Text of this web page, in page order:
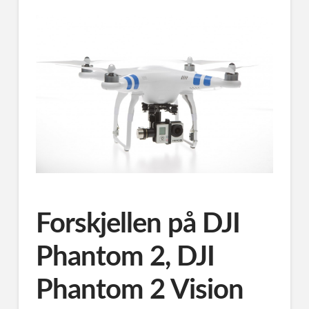
Forskjellen på DJI
Phantom 2, DJI
Phantom 2 Vision